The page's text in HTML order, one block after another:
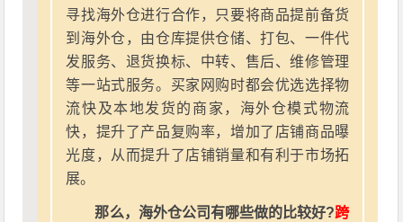
寻找海外仓进行合作，只要将商品提前备货
到海外仓，由仓库提供仓储、打包、一件代
发服务、退货换标、中转、售后、维修管理
等一站式服务。买家网购时都会优选选择物
流快及本地发货的商家，海外仓模式物流
快，提升了产品复购率，增加了店铺商品曝
光度，从而提升了店铺销量和有利于市场拓
展。
那么，海外仓公司有哪些做的比较好?跨